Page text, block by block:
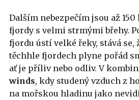
Dalším nebezpečím jsou až
fjordy s velmi strmými břehy.
fjordu ústí velké řeky, stává se,
těchhle fjordech plyne pořád
ať je příliv nebo odliv. V
winds, kdy studený vzduch z
na mořskou hladinu jako